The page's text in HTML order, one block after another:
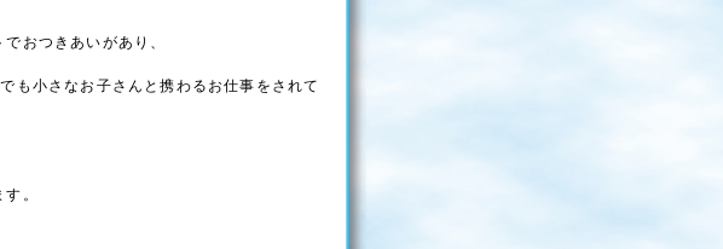
おつきあいがあり、
も小さなお子さんと携わるお仕事をされて
。